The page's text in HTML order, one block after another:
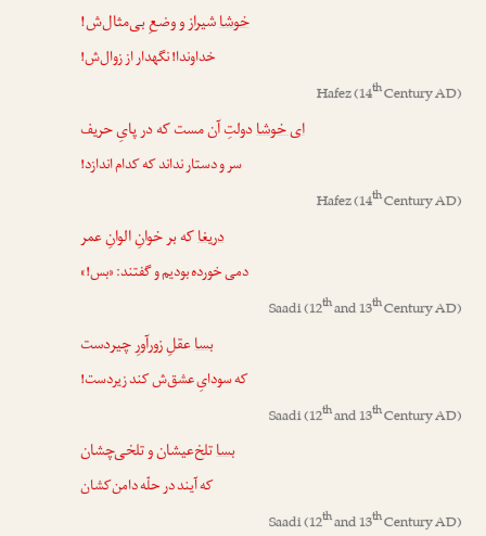
خوشاشیراز و وضعِ بی‌مثال‌ش!
خداوندا! نگهدار از زوال‌ش!
Hafez(14thCentury AD)
ای خوشادولتِ آن مست که در پایِ حریف
سر و دستار نداند که کدام اندازد!
Hafez(14thCentury AD)
دریغاکه بر خوانِ الوانِ عمر
دمی خورده بودیم و گفتند: «بس!»
Saadi(12thand 13thCentury AD)
بساعقلِ زورآورِ چیردست
که سودایِ عشق‌ش کند زیردست!
Saadi(12thand 13thCentury AD)
بساتلخ‌عیشان و تلخی‌چشان
که آیند در حلّه دامن‌کشان
Saadi(12thand 13thCentury AD)